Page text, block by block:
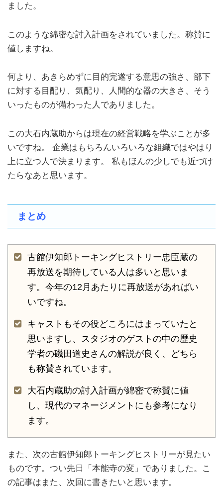
ました。
このような綿密な討入計画をされていました。称賛に
値しますね。
何より、あきらめずに目的完遂する意思の強さ、部下
に対する目配り、気配り、人間的な器の大きさ、そう
いったものが備わった人でありました。
この大石内蔵助からは現在の経営戦略を学ぶことが多
いですね。 企業はもちろんいろいろな組織ではやはり
上に立つ人で決まります。 私もほんの少しでも近づけ
たらなあと思います。
まとめ
古館伊知郎トーキングヒストリー忠臣蔵の
再放送を期待している人は多いと思いま
す。今年の12月あたりに再放送があればい
いですね。
キャストもその役どころにはまっていたと
思いますし、スタジオのゲストの中の歴史
学者の磯田道史さんの解説が良く、どちら
も称賛されています。
大石内蔵助の討入計画が綿密で称賛に値
し、現代のマネージメントにも参考になり
ます。
また、次の古館伊知郎トーキングヒストリーが見たい
ものです。つい先日「本能寺の変」でありました。こ
の記事はまた、次回に書きたいと思います。